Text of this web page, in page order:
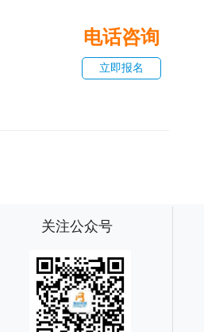
电话咨询
立即报名
关注公众号